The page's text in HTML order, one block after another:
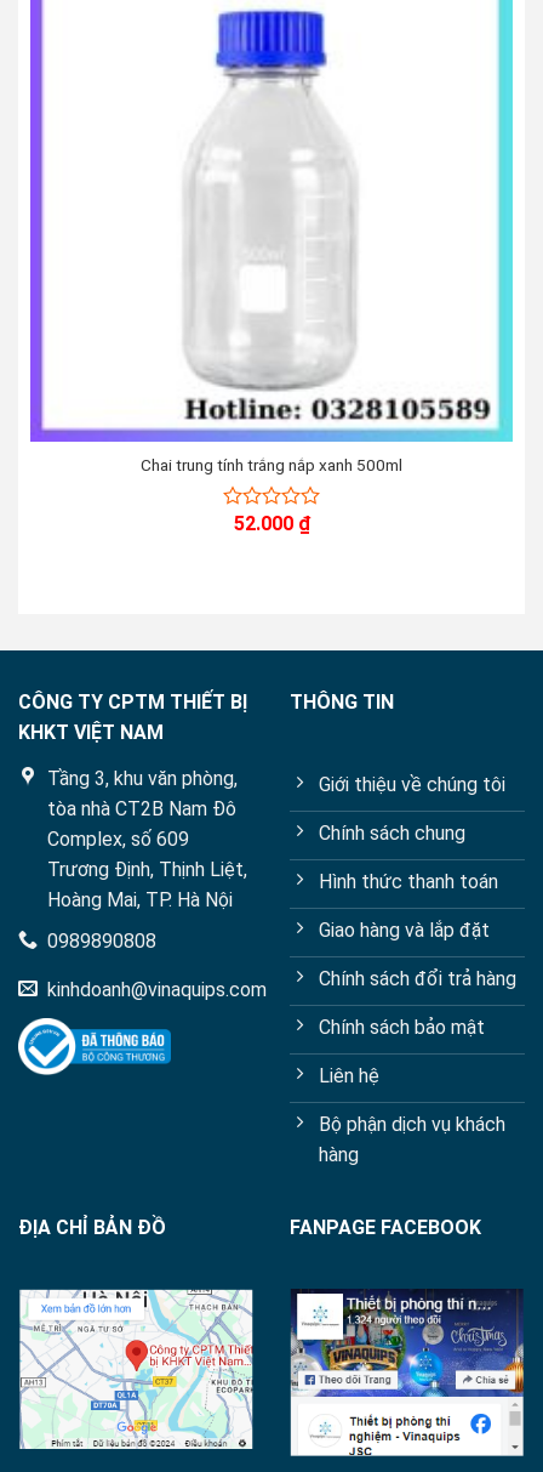
Chai trung tính trắng nắp xanh 500ml
52.000 ₫
CÔNG TY CPTM THIẾT BỊ
KHKT VIỆT NAM
Tầng 3, khu văn phòng,
tòa nhà CT2B Nam Đô
Complex, số 609
Trương Định, Thịnh Liệt,
Hoàng Mai, TP. Hà Nội
0989890808
kinhdoanh@vinaquips.com
THÔNG TIN
Giới thiệu về chúng tôi
Chính sách chung
Hình thức thanh toán
Giao hàng và lắp đặt
Chính sách đổi trả hàng
Chính sách bảo mật
Liên hệ
Bộ phận dịch vụ khách
hàng
ĐỊA CHỈ BẢN ĐỒ FANPAGE FACEBOOK